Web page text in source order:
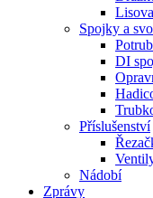
Spojky a
DI
Příslušenství
Nádobí
Zprávy